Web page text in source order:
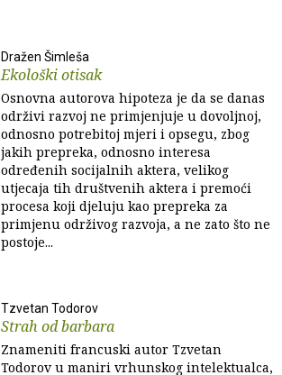
Dražen Šimleša
Ekološki otisak
Osnovna autorova hipoteza je da se danas
održivi razvoj ne primjenjuje u dovoljnoj,
odnosno potrebitoj mjeri i opsegu, zbog
jakih prepreka, odnosno interesa
određenih socijalnih aktera, velikog
utjecaja tih društvenih aktera i premoći
procesa koji djeluju kao prepreka za
primjenu održivog razvoja, a ne zato što ne
postoje...
Tzvetan Todorov
Strah od barbara
Znameniti francuski autor Tzvetan
Todorov u maniri vrhunskog intelektualca,